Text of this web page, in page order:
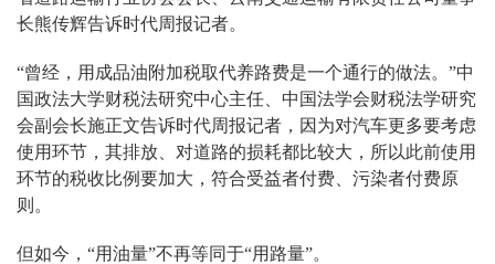
长熊传辉告诉时代周报记者。
“曾经，用成品油附加税取代养路费是一个通行的做法。”中
国政法大学财税法研究中心主任、中国法学会财税法学研究
会副会长施正文告诉时代周报记者，因为对汽车更多要考虑
使用环节，其排放、对道路的损耗都比较大，所以此前使用
环节的税收比例要加大，符合受益者付费、污染者付费原
则。
但如今，“用油量”不再等同于“用路量”。